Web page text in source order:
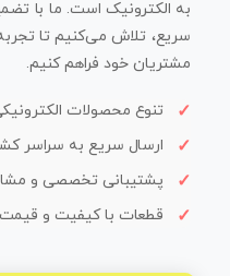
به الکترونیک است. ما با
سریع، تلاش می‌کنیم تا
مشتریان خود فراهم کنیم.
تنوع محصولات
ارسال سریع به سراسر
پشتیبانی تخصصی و
قطعات با کیفیت و